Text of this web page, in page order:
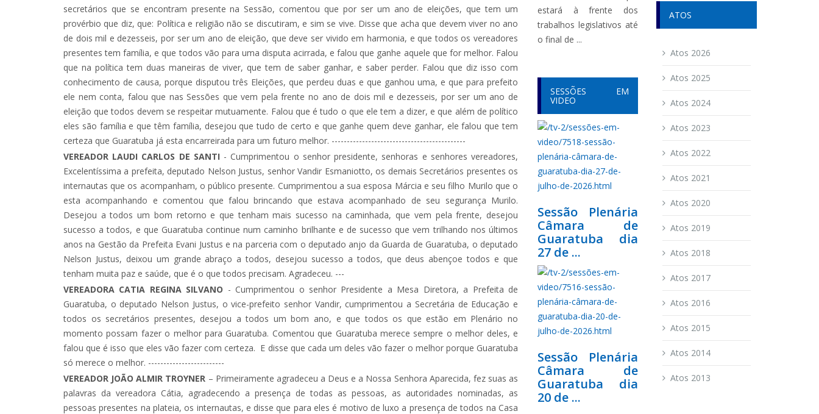
secretários que se encontram presente na Sessão, comentou que por ser um ano de eleições, que tem um
provérbio que diz, que: Política e religião não se discutiram, e sim se vive. Disse que acha que devem viver no ano
de dois mil e dezesseis, por ser um ano de eleição, que deve ser vivido em harmonia, e que todos os vereadores
presentes tem família, e que todos vão para uma disputa acirrada, e falou que ganhe aquele que for melhor. Falou
que na política tem duas maneiras de viver, que tem de saber ganhar, e saber perder. Falou que diz isso com
conhecimento de causa, porque disputou três Eleições, que perdeu duas e que ganhou uma, e que para prefeito
ele nem conta, falou que nas Sessões que vem pela frente no ano de dois mil e dezesseis, por ser um ano de
eleição que todos devem se respeitar mutuamente. Falou que é tudo o que ele tem a dizer, e que além de político
eles são família e que têm família, desejou que tudo de certo e que ganhe quem deve ganhar, ele falou que tem
certeza que Guaratuba já esta encarreirada para um futuro melhor. --------------------------------------------
VEREADOR LAUDI CARLOS DE SANTI - Cumprimentou o senhor presidente, senhoras e senhores vereadores,
Excelentíssima a prefeita, deputado Nelson Justus, senhor Vandir Esmaniotto, os demais Secretários presentes os
internautas que os acompanham, o público presente. Cumprimentou a sua esposa Márcia e seu filho Murilo que o
esta acompanhando e comentou que falou brincando que estava acompanhado de seu segurança Murilo.
Desejou a todos um bom retorno e que tenham mais sucesso na caminhada, que vem pela frente, desejou
sucesso a todos, e que Guaratuba continue num caminho brilhante e de sucesso que vem trilhando nos últimos
anos na Gestão da Prefeita Evani Justus e na parceria com o deputado anjo da Guarda de Guaratuba, o deputado
Nelson Justus, deixou um grande abraço a todos, desejou sucesso a todos, que deus abençoe todos e que
tenham muita paz e saúde, que é o que todos precisam. Agradeceu. ---
VEREADORA CATIA REGINA SILVANO - Cumprimentou o senhor Presidente a Mesa Diretora, a Prefeita de
Guaratuba, o deputado Nelson Justus, o vice-prefeito senhor Vandir, cumprimentou a Secretária de Educação e
todos os secretários presentes, desejou a todos um bom ano, e que todos os que estão em Plenário no
momento possam fazer o melhor para Guaratuba. Comentou que Guaratuba merece sempre o melhor deles, e
falou que é isso que eles vão fazer com certeza. E disse que cada um deles vão fazer o melhor porque Guaratuba
só merece o melhor. -------------------------
VEREADOR JOÃO ALMIR TROYNER – Primeiramente agradeceu a Deus e a Nossa Senhora Aparecida, fez suas as
palavras da vereadora Cátia, agradecendo a presença de todas as pessoas, as autoridades nominadas, as
pessoas presentes na plateia, os internautas, e disse que para eles é motivo de luxo a presença de todos na Casa
estará à frente dos
trabalhos legislativos até
o final de ...
SESSÕES EM
VIDEO
Sessão Plenária
Câmara de
Guaratuba dia
27 de ...
Sessão Plenária
Câmara de
Guaratuba dia
20 de ...
ATOS
Atos 2026
Atos 2025
Atos 2024
Atos 2023
Atos 2022
Atos 2021
Atos 2020
Atos 2019
Atos 2018
Atos 2017
Atos 2016
Atos 2015
Atos 2014
Atos 2013